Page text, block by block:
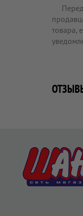
товара,